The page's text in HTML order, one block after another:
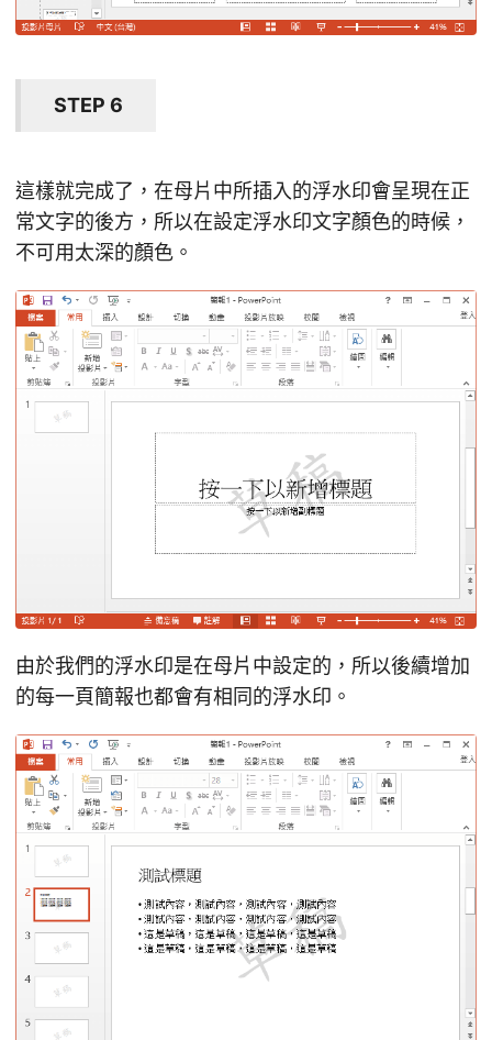
STEP 6
這樣就完成了，在母片中所插入的浮水印會呈現在正
常文字的後方，所以在設定浮水印文字顏色的時候，
不可用太深的顏色。
由於我們的浮水印是在母片中設定的，所以後續增加
的每一頁簡報也都會有相同的浮水印。